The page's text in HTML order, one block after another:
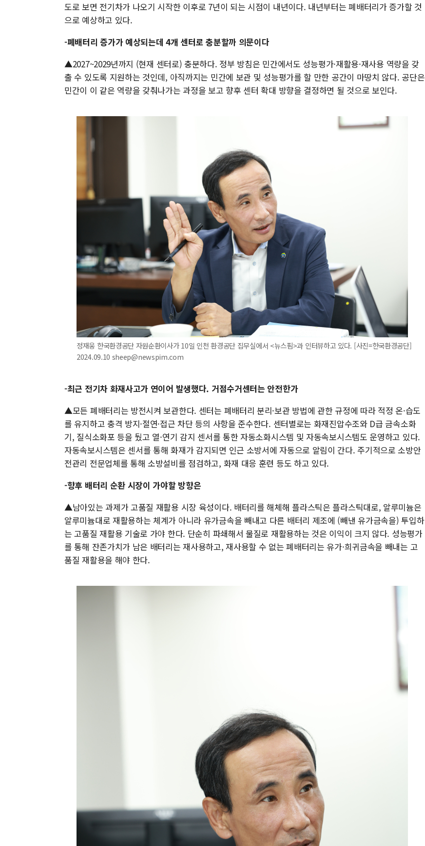
도로 보면 전기차가 나오기 시작한 이후로 7년이 되는 시점이 내년이다. 내년부터는 폐배터리가 증가할 것
으로 예상하고 있다.
-폐배터리 증가가 예상되는데 4개 센터로 충분할까 의문이다
▲2027~2029년까지 (현재 센터로) 충분하다. 정부 방침은 민간에서도 성능평가·재활용·재사용 역량을 갖
출 수 있도록 지원하는 것인데, 아직까지는 민간에 보관 및 성능평가를 할 만한 공간이 마땅치 않다. 공단은
민간이 이 같은 역량을 갖춰나가는 과정을 보고 향후 센터 확대 방향을 결정하면 될 것으로 보인다.
정재웅 한국환경공단 자원순환이사가 10일 인천 환경공단 집무실에서 <뉴스핌>과 인터뷰하고 있다. [사진=한국환경공단]
2024.09.10 sheep@newspim.com
-최근 전기차 화재사고가 연이어 발생했다. 거점수거센터는 안전한가
▲모든 폐배터리는 방전시켜 보관한다. 센터는 폐배터리 분리·보관 방법에 관한 규정에 따라 적정 온·습도
를 유지하고 충격 방지·절연·접근 차단 등의 사항을 준수한다. 센터별로는 화재진압수조와 D급 금속소화
기, 질식소화포 등을 뒀고 열·연기 감지 센서를 통한 자동소화시스템 및 자동속보시스템도 운영하고 있다.
자동속보시스템은 센서를 통해 화재가 감지되면 인근 소방서에 자동으로 알림이 간다. 주기적으로 소방안
전관리 전문업체를 통해 소방설비를 점검하고, 화재 대응 훈련 등도 하고 있다.
-향후 배터리 순환 시장이 가야할 방향은
▲남아있는 과제가 고품질 재활용 시장 육성이다. 배터리를 해체해 플라스틱은 플라스틱대로, 알루미늄은
알루미늄대로 재활용하는 체계가 아니라 유가금속을 빼내고 다른 배터리 제조에 (빼낸 유가금속을) 투입하
는 고품질 재활용 기술로 가야 한다. 단순히 파쇄해서 물질로 재활용하는 것은 이익이 크지 않다. 성능평가
를 통해 잔존가치가 남은 배터리는 재사용하고, 재사용할 수 없는 폐배터리는 유가·희귀금속을 빼내는 고
품질 재활용을 해야 한다.